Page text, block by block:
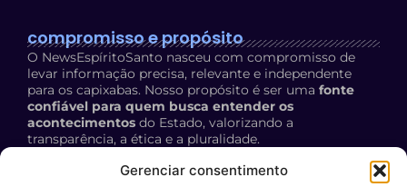
Gerenciar consentimento
compromisso e propósito
O NewsEspíritoSanto nasceu com compromisso de
levar informação precisa, relevante e independente
para os capixabas. Nosso propósito é ser uma fonte
confiável para quem busca entender os
acontecimentos do Estado, valorizando a
transparência, a ética e a pluralidade.
Política de Privacidade: acesse aqui